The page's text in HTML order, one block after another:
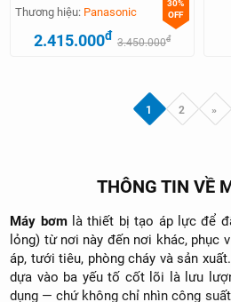
30%
OFF
Thương hiệu: Panasonic
2.415.000đ 3.450.000đ
1 2 »
THÔNG TIN VỀ
Máy bơmlà thiết bị tạo áp lực để
lỏng) từ nơi này đến nơi khác, phục
áp, tưới tiêu, phòng cháy và sản
dựa vào ba yếu tố cốt lõi là lưu
dụng — chứ không chỉ nhìn công